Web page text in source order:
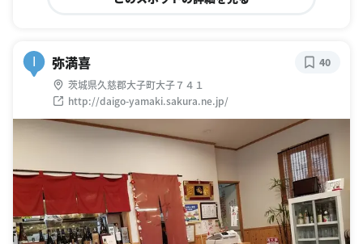
I 弥満喜
茨城県久慈郡大子町大子７４１
http://daigo-yamaki.sakura.ne.jp/
40